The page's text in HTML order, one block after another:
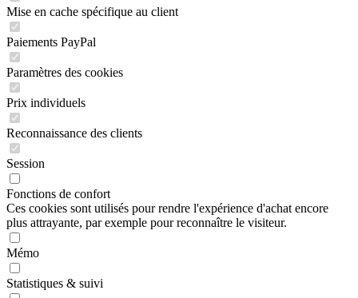
Mise en cache spécifique au client
Paiements PayPal
Paramètres des cookies
Prix individuels
Reconnaissance des clients
Session
Fonctions de confort
Ces cookies sont utilisés pour rendre l'expérience d'achat encore
plus attrayante, par exemple pour reconnaître le visiteur.
Mémo
Statistiques & suivi